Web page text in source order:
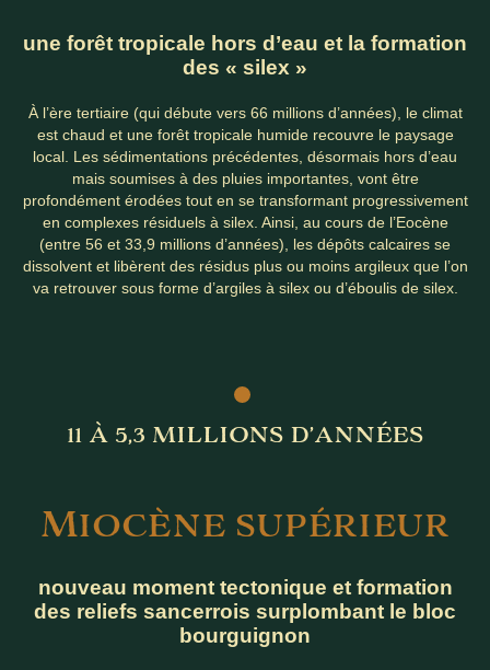
une forêt tropicale hors d’eau et la formation
des « silex »
À l’ère tertiaire (qui débute vers 66 millions d’années), le climat
est chaud et une forêt tropicale humide recouvre le paysage
local. Les sédimentations précédentes, désormais hors d’eau
mais soumises à des pluies importantes, vont être
profondément érodées tout en se transformant progressivement
en complexes résiduels à silex. Ainsi, au cours de l’Eocène
(entre 56 et 33,9 millions d’années), les dépôts calcaires se
dissolvent et libèrent des résidus plus ou moins argileux que l’on
va retrouver sous forme d’argiles à silex ou d’éboulis de silex.
MIOCÈNE SUPÉRIEUR
nouveau moment tectonique et formation
des reliefs sancerrois surplombant le bloc
bourguignon
11 À 5,3 MILLIONS D’ANNÉES